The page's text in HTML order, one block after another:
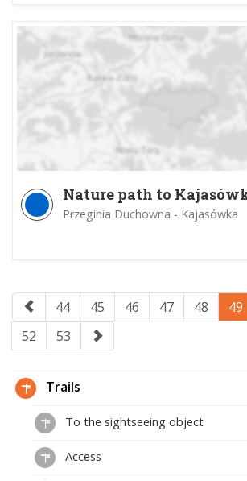
Nature path to
Reserve
Przeginia Duchowna - Kajasówka
44 45 46 47 48 49
52
53
Trails
To the sightseeing object
Access